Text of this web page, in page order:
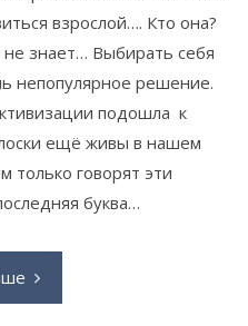
взрослой…. Кто она?
не знает… Выбирать себя
непопулярное решение.
подошла к
ещё живы в нашем
только говорят эти
буква…